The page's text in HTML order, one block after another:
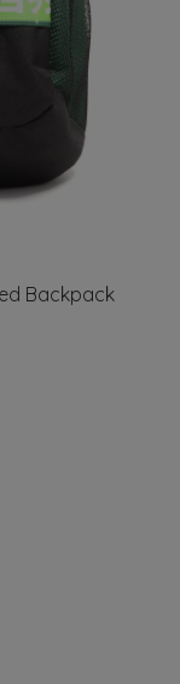
Backpack